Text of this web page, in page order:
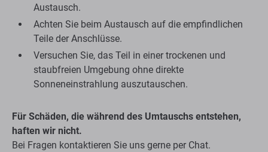
Austausch.
Achten Sie beim Austausch auf die empfindlichen
Teile der Anschlüsse.
Versuchen Sie, das Teil in einer trockenen und
staubfreien Umgebung ohne direkte
Sonneneinstrahlung auszutauschen.
Für Schäden, die während des Umtauschs entstehen,
haften wir nicht.
Bei Fragen kontaktieren Sie uns gerne per Chat.